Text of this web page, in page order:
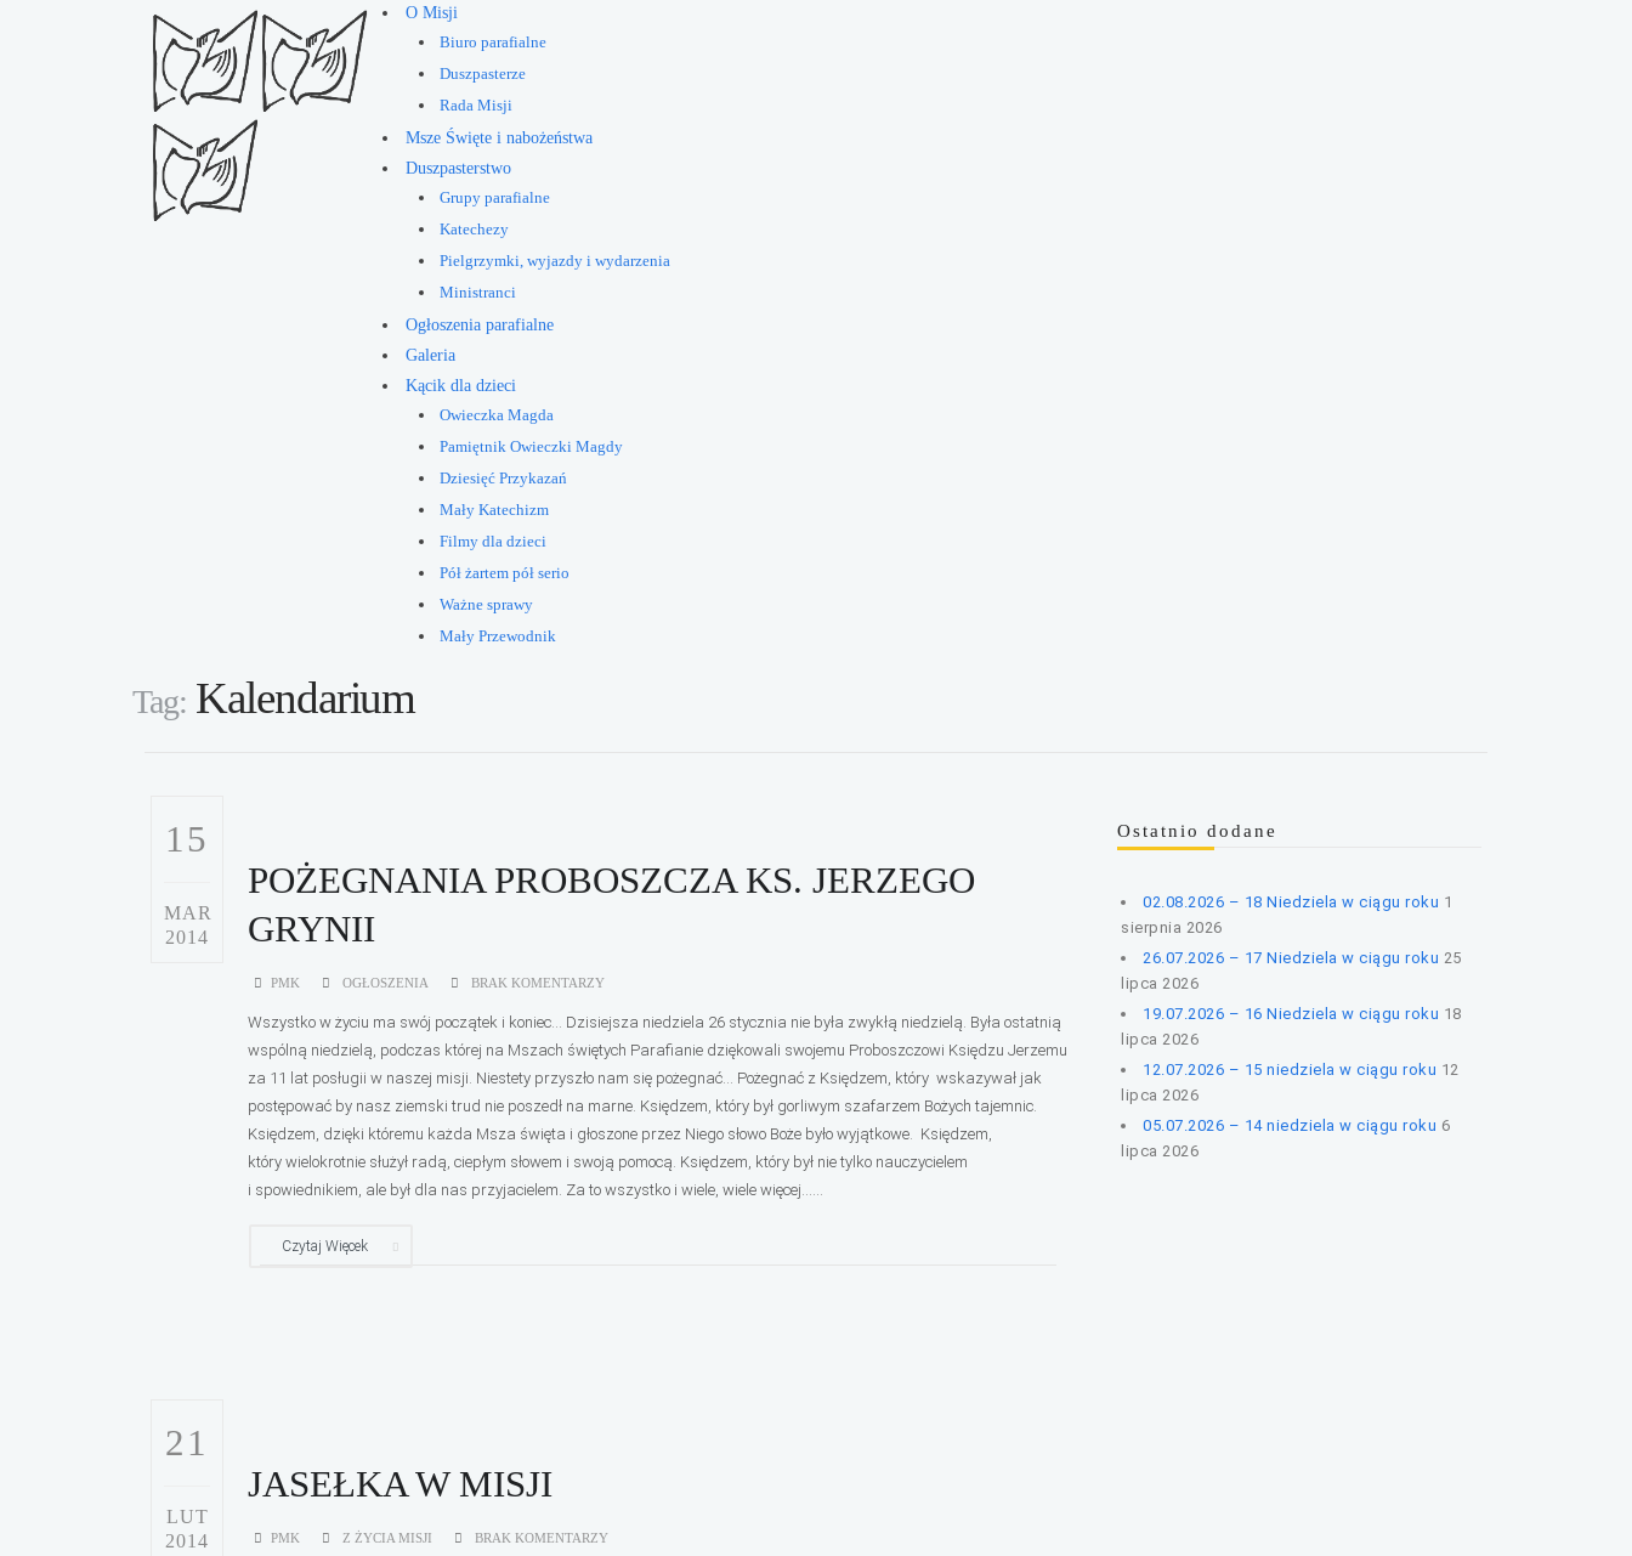
O Misji
Biuro parafialne
Duszpasterze
Rada Misji
Msze Święte i nabożeństwa
Duszpasterstwo
Grupy parafialne
Katechezy
Pielgrzymki, wyjazdy i wydarzenia
Ministranci
Ogłoszenia parafialne
Galeria
Kącik dla dzieci
Owieczka Magda
Pamiętnik Owieczki Magdy
Dziesięć Przykazań
Mały Katechizm
Filmy dla dzieci
Pół żartem pół serio
Ważne sprawy
Mały Przewodnik
Tag: Kalendarium
15
MAR
2014
POŻEGNANIA PROBOSZCZA KS. JERZEGO
GRYNII
PMK OGŁOSZENIA BRAK KOMENTARZY
Wszystko w życiu ma swój początek i koniec… Dzisiejsza niedziela 26 stycznia nie była zwykłą niedzielą. Była ostatnią
wspólną niedzielą, podczas której na Mszach świętych Parafianie dziękowali swojemu Proboszczowi Księdzu Jerzemu
za 11 lat posługii w naszej misji. Niestety przyszło nam się pożegnać… Pożegnać z Księdzem, który wskazywał jak
postępować by nasz ziemski trud nie poszedł na marne. Księdzem, który był gorliwym szafarzem Bożych tajemnic.
Księdzem, dzięki któremu każda Msza święta i głoszone przez Niego słowo Boże było wyjątkowe. Księdzem,
który wielokrotnie służył radą, ciepłym słowem i swoją pomocą. Księdzem, który był nie tylko nauczycielem
i spowiednikiem, ale był dla nas przyjacielem. Za to wszystko i wiele, wiele więcej......
Czytaj Więcek
21
LUT
2014
JASEŁKA W MISJI
PMK Z ŻYCIA MISJI BRAK KOMENTARZY
Ostatnio dodane
02.08.2026 – 18 Niedziela w ciągu roku 1
sierpnia 2026
26.07.2026 – 17 Niedziela w ciągu roku 25
lipca 2026
19.07.2026 – 16 Niedziela w ciągu roku 18
lipca 2026
12.07.2026 – 15 niedziela w ciągu roku 12
lipca 2026
05.07.2026 – 14 niedziela w ciągu roku 6
lipca 2026